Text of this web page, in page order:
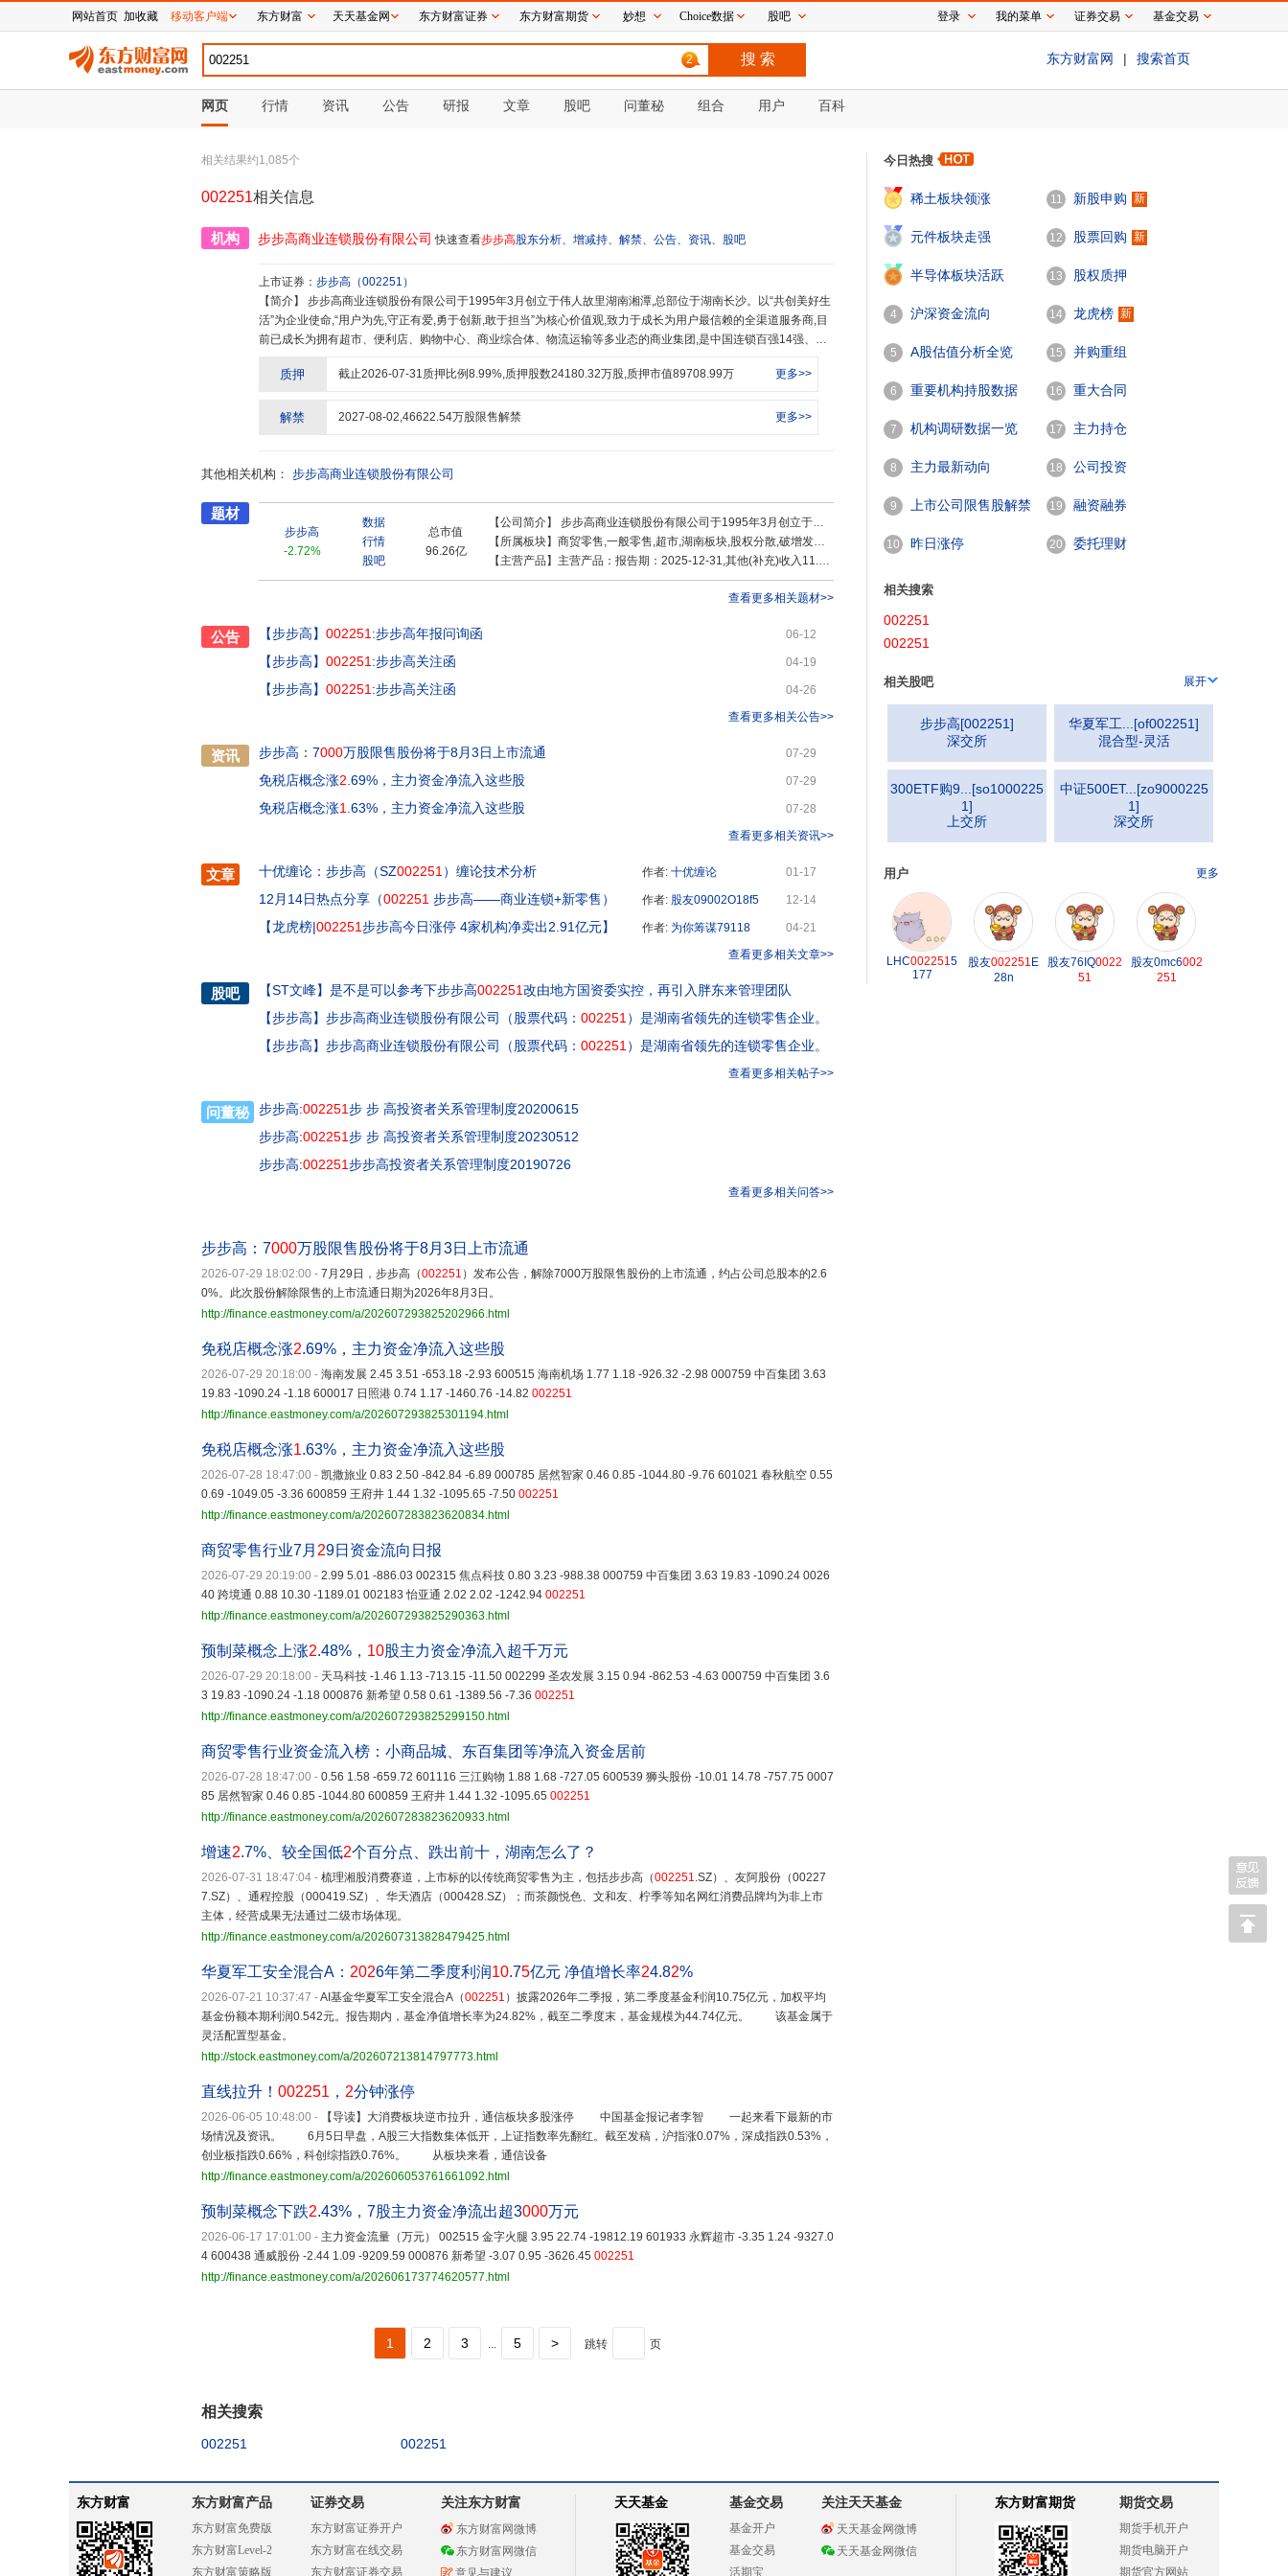
2 东方财富网 | 搜索首页
网页 行情 资讯 公告 研报 文章 股吧 问董秘 组合 用户 百科
相关结果约1,085个
002251相关信息
机构 步步高商业连锁股份有限公司 快速查看步步高股东分析、 增减持、 解禁、 公告、 资讯、 股吧
上市证券： 步步高 （002251 ）
【简介】
活”为企业使命,“用户为先,守正有爱,勇于创新,敢于担当”为核心价值观,致力于成长为用户最信赖的全渠道服务商,目
前已成长为拥有超市、便利店、购物中心、商业综合体、物流运输等多业态的商业集团,是中国连锁百强14强、中
桂、川等省市,持续领跑湖南、广西零售业。 用户为先,守正创新。作为优质生活方案的提供者与解决者,步步高永葆
验。 科技赋能,美好发生。步步高积极拥抱数字化转型,推动零售行业的价值链重塑,正逐步转型成为一家数据驱动、
同富裕,将成果与社会共享。2016年,步步高集团获评“全国先进基层党组织”荣誉称号;2020年,王填董事长入选《中
质押 截止2026-07-31质押比例8.99%,质押股数24180.32万股,质押市值89708.99万 更多>>
解禁 2027-08-02,46622.54万股限售解禁 更多>>
其他相关机构： 步步高商业连锁股份有限公司
题材
步步高
-2.72%
数据
行情
股吧
总市值
96.26亿
【公司简介】 步步高商业连锁股份有限公司于1995年3月创立于伟人故里湖南湘潭,以“共创美好生活”为企业使命,目前已成长为拥有超市、购物中心、商业综合体、物流运输等多业态的商业集团。步步高人的同心共聚、携手奋斗,近60家多业态实体门店分布湘、赣、桂、川等省市,并深耕湖南市场。学习胖东来文化理念
【所属板块】 商贸零售,一般零售,超市,湖南板块,股权分散,破增发价股,破发股,小盘股,内贸流通,标准普尔,富时罗素,深股通,融资融券,机构重仓,统一大市场,预制菜概念,REITs概念,社区团购,新零售,电商概念,移动支付
【主营产品】 主营产品：报告期：2025-12-31,其他(补充)收入11.21亿 ，占比26.62% ，利润6.83亿 ，占比47.63% ，毛利率60.96%；物流及广告收入0.9亿 ，占比2.14% ，利润0.13亿 ，占比0.89% ，毛利率14.14%；百货收入2.34亿 ，占比5.55% ，利润1.4亿 ，占比9.79% ，毛利率60.09%；超市收入27.66亿 ，占比65.69% ，利润5.98亿 ，占比41.7% ，毛利率21.63%
查看更多相关题材>>
公告 【步步高】 002251 :步步高年报问询函 06-12
【步步高】 002251 :步步高关注函 04-19
【步步高】 002251 :步步高关注函
04-26
查看更多相关公告>>
资讯 步步高：7000万股限售股份将于8月3日上市流通 07-29
免税店概念涨2 .69%，主力资金净流入这些股 07-29
免税店概念涨1 .63%，主力资金净流入这些股
07-28
查看更多相关资讯>>
文章 十优缠论：步步高（SZ002251 ）缠论技术分析 作者: 十优缠论 01-17
12月14日热点分享（002251 步步高——商业连锁+新零售） 作者: 股友09002O18f5 12-14
【龙虎榜|002251步步高今日涨停 4家机构净卖出2.91亿元】 作者: 为你筹谋79118
04-21
查看更多相关文章>>
股吧 【ST文峰】 是不是可以参考下步步高002251改由地方国资委实控，再引入胖东来管理团队
【步步高】 步步高商业连锁股份有限公司（股票代码： 002251 ）是湖南省领先的连锁零售企业。
【步步高】 步步高商业连锁股份有限公司（股票代码： 002251 ）是湖南省领先的连锁零售企业。
查看更多相关帖子>>
问董秘 步步高:002251步 步 高投资者关系管理制度20200615
步步高:002251步 步 高投资者关系管理制度20230512
步步高:002251步步高投资者关系管理制度20190726
查看更多相关问答>>
步步高：7000万股限售股份将于8月3日上市流通
2026-07-29 18:02:00 - 7月29日，步步高（002251 ）发布公告，解除7000万股限售股份的上市流通，约占公司总股本的2.6
0%。此次股份解除限售的上市流通日期为2026年8月3日。
http://finance.eastmoney.com/a/202607293825202966.html
免税店概念涨2.69%，主力资金净流入这些股
2026-07-29 20:18:00 - 海南发展 2.45 3.51 -653.18 -2.93 600515 海南机场 1.77 1.18 -926.32 -2.98 000759 中百集团 3.63
19.83 -1090.24 -1.18 600017 日照港 0.74 1.17 -1460.76 -14.82 002251
http://finance.eastmoney.com/a/202607293825301194.html
免税店概念涨1.63%，主力资金净流入这些股
2026-07-28 18:47:00 - 凯撒旅业 0.83 2.50 -842.84 -6.89 000785 居然智家 0.46 0.85 -1044.80 -9.76 601021 春秋航空 0.55
0.69 -1049.05 -3.36 600859 王府井 1.44 1.32 -1095.65 -7.50 002251
http://finance.eastmoney.com/a/202607283823620834.html
商贸零售行业7月 29日资金流向日报
2026-07-29 20:19:00 - 2.99 5.01 -886.03 002315 焦点科技 0.80 3.23 -988.38 000759 中百集团 3.63 19.83 -1090.24 0026
40 跨境通 0.88 10.30 -1189.01 002183 怡亚通 2.02 2.02 -1242.94 002251
http://finance.eastmoney.com/a/202607293825290363.html
预制菜概念上涨2.48%， 10股主力资金净流入超千万元
2026-07-29 20:18:00 - 天马科技 -1.46 1.13 -713.15 -11.50 002299 圣农发展 3.15 0.94 -862.53 -4.63 000759 中百集团 3.6
3 19.83 -1090.24 -1.18 000876 新希望 0.58 0.61 -1389.56 -7.36 002251
http://finance.eastmoney.com/a/202607293825299150.html
商贸零售行业资金流入榜：小商品城、东百集团等净流入资金居前
2026-07-28 18:47:00 - 0.56 1.58 -659.72 601116 三江购物 1.88 1.68 -727.05 600539 狮头股份 -10.01 14.78 -757.75 0007
85 居然智家 0.46 0.85 -1044.80 600859 王府井 1.44 1.32 -1095.65 002251
http://finance.eastmoney.com/a/202607283823620933.html
增速2.7%、较全国低2个百分点、跌出前十，湖南怎么了？
2026-07-31 18:47:04 - 梳理湘股消费赛道，上市标的以传统商贸零售为主，包括步步高（002251.SZ）、友阿股份（00227
7.SZ）、通程控股（000419.SZ）、华天酒店（000428.SZ）；而茶颜悦色、文和友、柠季等知名网红消费品牌均为非上市
主体，经营成果无法通过二级市场体现。
http://finance.eastmoney.com/a/202607313828479425.html
华夏军工安全混合A： 2026年第二季度利润10.75亿元 净值增长率24.82%
2026-07-21 10:37:47 -AI基金华夏军工安全混合A（002251 ）披露2026年二季报，第二季度基金利润10.75亿元，加权平均
基金份额本期利润0.542元。报告期内，基金净值增长率为24.82%，截至二季度末，基金规模为44.74亿元。 该基金属于
灵活配置型基金。
http://stock.eastmoney.com/a/202607213814797773.html
直线拉升！ 002251 ， 2分钟涨停
2026-06-05 10:48:00 -
【导读】大消费板块逆市拉升，通信板块多股涨停 中国基金报记者李智 一起来看下最新的市
场情况及资讯。 6月5日早盘，A股三大指数集体低开，上证指数率先翻红。截至发稿，沪指涨0.07%，深成指跌0.53%，
创业板指跌0.66%，科创综指跌0.76%。 从板块来看，通信设备
http://finance.eastmoney.com/a/202606053761661092.html
预制菜概念下跌2.43%，7股主力资金净流出超3000万元
2026-06-17 17:01:00 - 主力资金流量（万元） 002515 金字火腿 3.95 22.74 -19812.19 601933 永辉超市 -3.35 1.24 -9327.0
4 600438 通威股份 -2.44 1.09 -9209.59 000876 新希望 -3.07 0.95 -3626.45 002251
http://finance.eastmoney.com/a/202606173774620577.html
1 2 3 ... 5 > 跳转 页
相关搜索
002251 002251
今日热搜
稀土板块领涨
2
元件板块走强
3
半导体板块活跃
4 沪深资金流向
5 A股估值分析全览
6 重要机构持股数据
7 机构调研数据一览
8 主力最新动向
9 上市公司限售股解禁
一览
10 昨日涨停
11 新股申购 新
12 股票回购 新
13 股权质押
14 龙虎榜 新
15 并购重组
16 重大合同
17 主力持仓
18 公司投资
19 融资融券
20 委托理财
相关搜索
002251
002251
相关股吧 展开
步步高[002251]
深交所
华夏军工... [of002251]
混合型-灵活
300ETF购9... [so1000225
1]
上交所
中证500ET... [zo9000225
1]
深交所
用户 更多
LHC0022515
177
股友002251 E
28n
股友76IQ0022
51
股友0mc6002
251
东方财富 东方财富产品
东方财富免费版
东方财富Level-2
东方财富策略版
证券交易
东方财富证券开户
东方财富在线交易
东方财富证券交易
关注东方财富
东方财富网微博
东方财富网微信
意见与建议
天天基金 基金交易
基金开户
基金交易
活期宝
关注天天基金
天天基金网微博
天天基金网微信
东方财富期货 期货交易
期货手机开户
期货电脑开户
期货官方网站
网站首页 加收藏 移动客户端 东方财富 天天基金网 东方财富证券 东方财富期货 妙想 Choice数据 股吧 登录 我的菜单 证券交易 基金交易